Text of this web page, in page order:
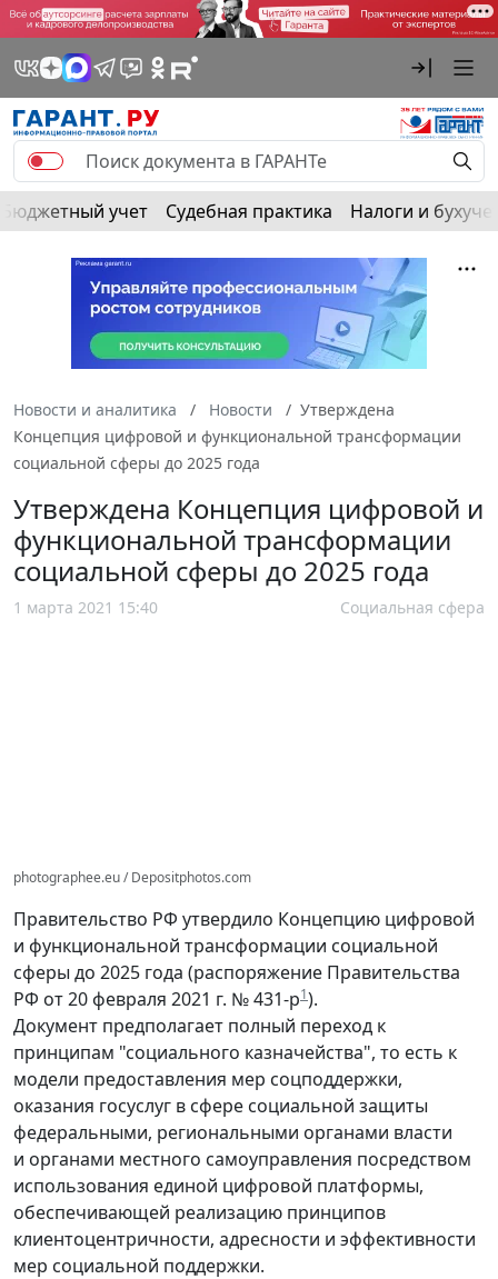
Бюджетный учет Судебная практика Налоги и
Новости и аналитика Новости
Утверждена
Концепция цифровой и функциональной трансформации
социальной сферы до 2025 года
Утверждена Концепция цифровой и
функциональной трансформации
социальной сферы до 2025 года
1 марта 2021 15:40 Социальная сфера
photographee.eu / Depositphotos.com
Правительство РФ утвердило Концепцию цифровой
и функциональной трансформации социальной
сферы до 2025 года (распоряжение Правительства
РФ от 20 февраля 2021 г. № 431-р1).
Документ предполагает полный переход к
принципам "социального казначейства", то есть к
модели предоставления мер соцподдержки,
оказания госуслуг в сфере социальной защиты
федеральными, региональными органами власти
и органами местного самоуправления посредством
использования единой цифровой платформы,
обеспечивающей реализацию принципов
клиентоцентричности, адресности и эффективности
мер социальной поддержки.